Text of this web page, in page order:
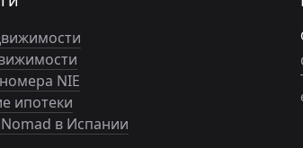
NIE
ипотеки
в Испании